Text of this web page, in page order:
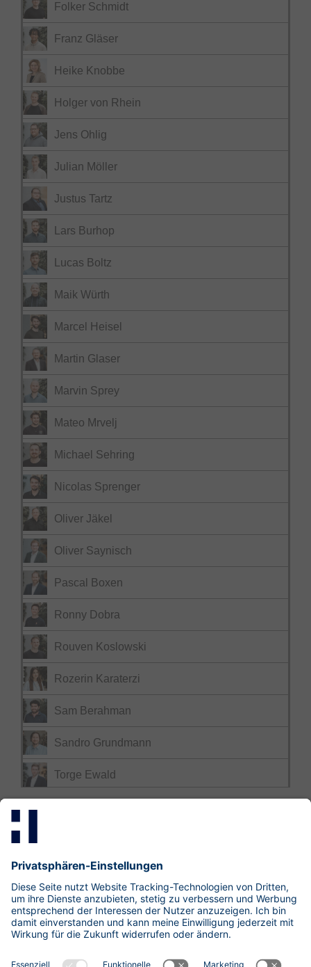
Folker Schmidt
Franz Gläser
Heike Knobbe
Holger von Rhein
Jens Ohlig
Julian Möller
Justus Tartz
Lars Burhop
Lucas Boltz
Maik Würth
Marcel Heisel
Martin Glaser
Marvin Sprey
Mateo Mrvelj
Michael Sehring
Nicolas Sprenger
Oliver Jäkel
Oliver Saynisch
Pascal Boxen
Ronny Dobra
Rouven Koslowski
Rozerin Karaterzi
Sam Berahman
Sandro Grundmann
Torge Ewald
Mastodon
LinkedIn
Xing